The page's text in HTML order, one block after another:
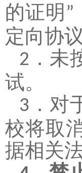
的证明 ”
定向协议
2 ． 未
试。
3 ． 对
校将取
据相关